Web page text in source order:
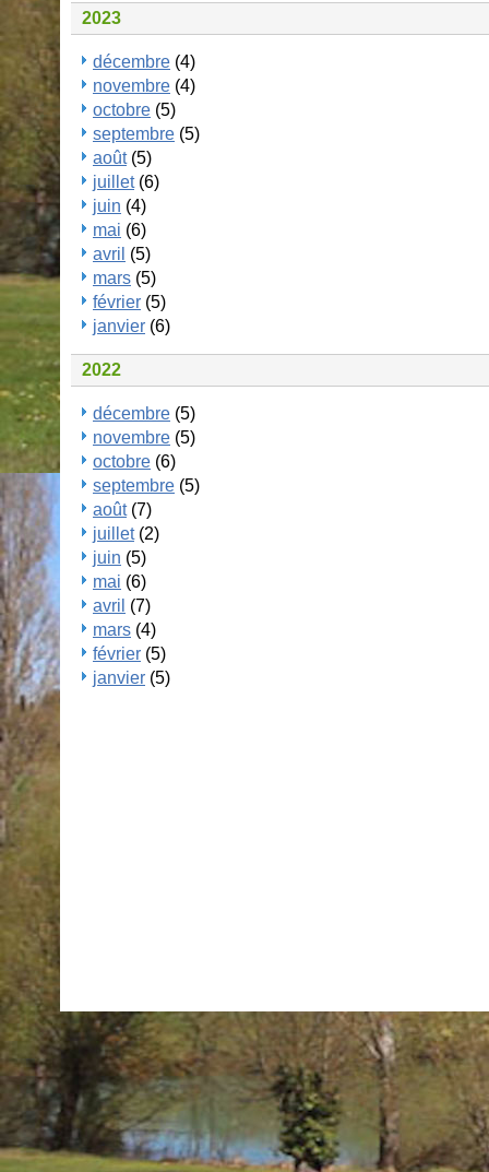
2023
décembre (4)
novembre (4)
octobre (5)
septembre (5)
août(5)
juillet(6)
juin (4)
mai (6)
avril (5)
mars (5)
février (5)
janvier (6)
2022
décembre (5)
novembre (5)
octobre (6)
septembre (5)
août(7)
juillet(2)
juin (5)
mai (6)
avril (7)
mars (4)
février (5)
janvier (5)